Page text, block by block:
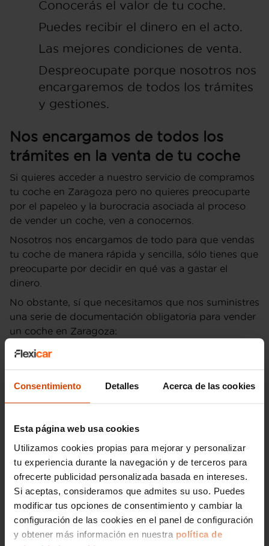
Consentimiento Detalles Acerca de las cookies
Esta página web usa cookies
Utilizamos cookies propias para mejorar y personalizar
tu experiencia durante la navegación y de terceros para
ofrecerte publicidad personalizada basada en intereses.
Si aceptas, consideramos que admites su uso. Puedes
modificar tus opciones de consentimiento y cambiar la
configuración de las cookies en el panel de configuración
y obtener más información en nuestra política de
Conocerás el valor de tu coche.
Puedes recibir el dinero en el acto.
Las mejores condiciones de venta.
Despreocupate porque nosotros nos
encargaremos de todos los trámites
y gestiones.
Nos encargamos de todos los
trámites en la venta de tu coche
Si quieres acceder a nuestro servicio de compramos
tu coche en Zaragoza pero no quieres preocuparte
por el papeleo y la burocracia asociada al proceso
de vender un coche, ven a conocernos.
Nosotros nos encargamos de todo para que vendas
tu coche de manera rápida y sencilla, sólo tienes que
preocuparte por decidir en qué vas a gastar el
dinero.
No obstante, sí que necesitamos que nos suministres
una serie de documentación obligatoria para vender
un coche en Zaragoza:
- Ficha técnica.
- Permiso de circulación.
- Impuesto de circulación.
- Si se trata de una sociedad, también
firma del apoderado.
Nuestro servicio gratuito de gestoría se encargará de
realizar las gestiones asociadas a la venta como
puede ser el cambio de titularidad o el contrato de
compraventa.
Nuestro servicio de compramos tu coche en